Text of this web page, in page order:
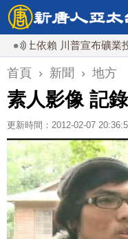
依賴 川普宣布礦業投資20
首頁 › 新聞 › 地方
素人影像 記
更新時間：2012-02-07